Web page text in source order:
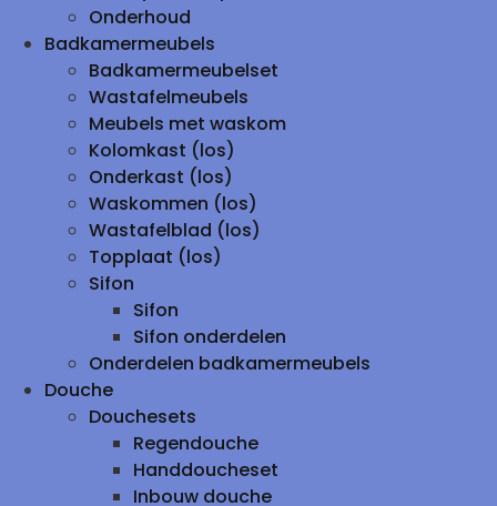
Onderhoud
Badkamermeubels
Badkamermeubelset
Wastafelmeubels
Meubels met waskom
Kolomkast (los)
Onderkast (los)
Waskommen (los)
Wastafelblad (los)
Topplaat (los)
Sifon
Sifon
Sifon onderdelen
Onderdelen badkamermeubels
Douche
Douchesets
Regendouche
Handdoucheset
Inbouw douche